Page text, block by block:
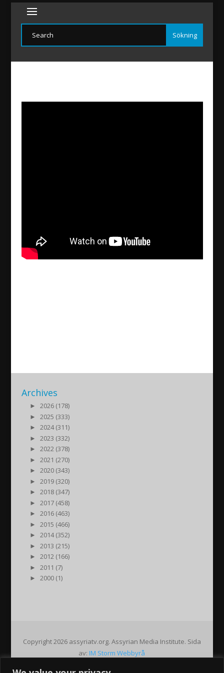
Archives
►
2026 (178)
►
2025 (333)
►
2024 (311)
►
2023 (332)
►
2022 (378)
►
2021 (270)
►
2020 (343)
►
2019 (320)
►
2018 (347)
►
2017 (458)
►
2016 (463)
►
2015 (466)
►
2014 (352)
►
2013 (215)
►
2012 (166)
►
2011 (7)
►
2000 (1)
Copyright 2026 assyriatv.org. Assyrian Media Institute. Sida
av: IM Storm Webbyrå